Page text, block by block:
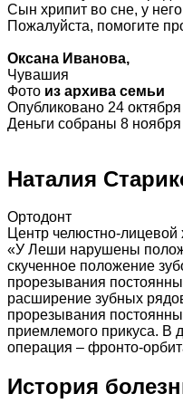
Сын хрипит во сне, у
Пожалуйста, помогите
Оксана Иванова,
Чувашия
Фото из архива семьи
Опубликовано 24
Деньги собраны 8
Наталия
Ортодонт
Центр челюстно-лицевой
«У Леши нарушены
скученное положение
прорезывания
расширение зубных
прорезывания
приемлемого прикуса. В
операция – фронто-
История